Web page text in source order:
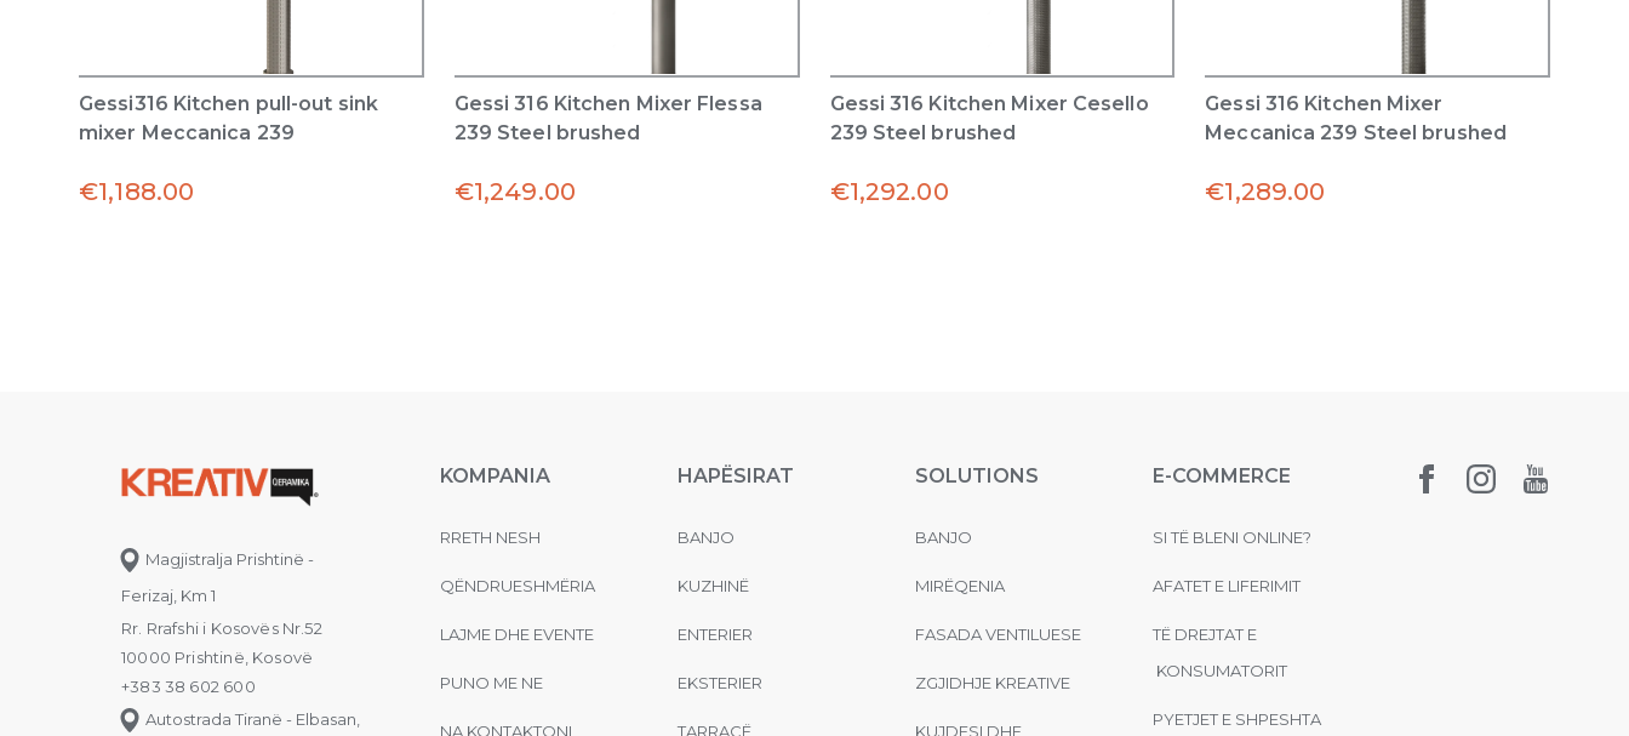
Gessi316 Kitchen pull-out sink
mixer Meccanica 239
€1,188.00
Gessi 316 Kitchen Mixer Flessa
239 Steel brushed
€1,249.00
Gessi 316 Kitchen Mixer Cesello
239 Steel brushed
€1,292.00
Gessi 316 Kitchen Mixer
Meccanica 239 Steel brushed
€1,289.00
Magjistralja Prishtinë -
Ferizaj, Km 1
Rr. Rrafshi i Kosovës Nr.52
10000 Prishtinë, Kosovë
+383 38 602 600
Autostrada Tiranë - Elbasan,
KOMPANIA
RRETH NESH
QËNDRUESHMËRIA
LAJME DHE EVENTE
PUNO ME NE
NA KONTAKTONI
HAPËSIRAT
BANJO
KUZHINË
ENTERIER
EKSTERIER
TARRACË
SOLUTIONS
BANJO
MIRËQENIA
FASADA VENTILUESE
ZGJIDHJE KREATIVE
KUJDESI DHE
E-COMMERCE
SI TË BLENI ONLINE?
AFATET E LIFERIMIT
TË DREJTAT E
KONSUMATORIT
PYETJET E SHPESHTA